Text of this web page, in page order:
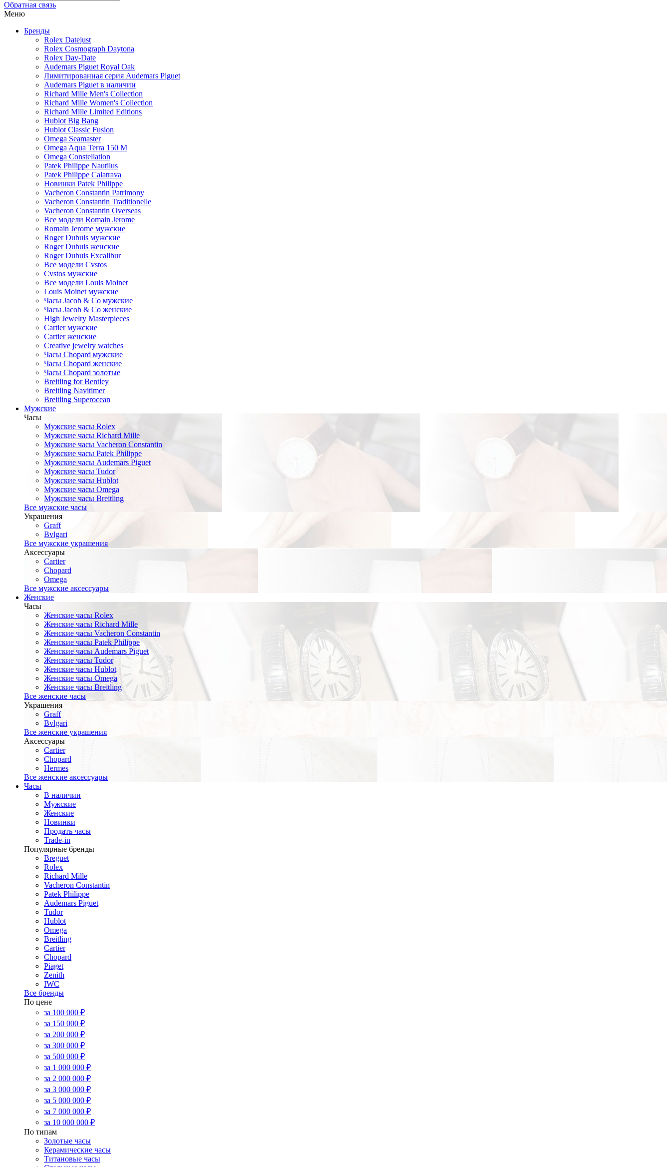
Обратная связь
Меню
Бренды
Rolex Datejust
Rolex Cosmograph Daytona
Rolex Day-Date
Audemars Piguet Royal Oak
Лимитированная серия Audemars Piguet
Audemars Piguet в наличии
Richard Mille Men's Collection
Richard Mille Women's Collection
Richard Mille Limited Editions
Hublot Big Bang
Hublot Classic Fusion
Omega Seamaster
Omega Aqua Terra 150 M
Omega Constellation
Patek Philippe Nautilus
Patek Philippe Calatrava
Новинки Patek Philippe
Vacheron Constantin Patrimony
Vacheron Constantin Traditionelle
Vacheron Constantin Overseas
Все модели Romain Jerome
Romain Jerome мужские
Roger Dubuis мужские
Roger Dubuis женские
Roger Dubuis Excalibur
Все модели Cvstos
Cvstos мужские
Все модели Louis Moinet
Louis Moinet мужские
Часы Jacob & Co мужские
Часы Jacob & Co женские
High Jewelry Masterpieces
Cartier мужские
Cartier женские
Creative jewelry watches
Часы Chopard мужские
Часы Сhopard женские
Часы Сhopard золотые
Breitling for Bentley
Breitling Navitimer
Breitling Superocean
Мужские
Часы
Мужские часы Rolex
Мужские часы Richard Mille
Мужские часы Vacheron Constantin
Мужские часы Patek Philippe
Мужские часы Audemars Piguet
Мужские часы Tudor
Мужские часы Hublot
Мужские часы Omega
Мужские часы Breitling
Все мужские часы
Украшения
Graff
Bvlgari
Все мужские украшения
Аксессуары
Cartier
Chopard
Omega
Все мужские аксессуары
Женские
Часы
Женские часы Rolex
Женские часы Richard Mille
Женские часы Vacheron Constantin
Женские часы Patek Philippe
Женские часы Audemars Piguet
Женские часы Tudor
Женские часы Hublot
Женские часы Omega
Женские часы Breitling
Все женские часы
Украшения
Graff
Bvlgari
Все женские украшения
Аксессуары
Cartier
Chopard
Hermes
Все женские аксессуары
Часы
В наличии
Мужские
Женские
Новинки
Продать часы
Trade-in
Популярные бренды
Breguet
Rolex
Richard Mille
Vacheron Constantin
Patek Philippe
Audemars Piguet
Tudor
Hublot
Omega
Breitling
Cartier
Chopard
Piaget
Zenith
IWC
Все бренды
По цене
за 100 000 ₽
за 150 000 ₽
за 200 000 ₽
за 300 000 ₽
за 500 000 ₽
за 1 000 000 ₽
за 2 000 000 ₽
за 3 000 000 ₽
за 5 000 000 ₽
за 7 000 000 ₽
за 10 000 000 ₽
По типам
Золотые часы
Керамические часы
Титановые часы